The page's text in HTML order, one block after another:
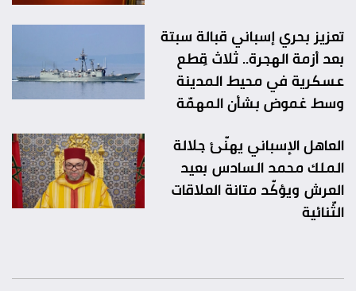
تعزيز بحري إسباني قبالة سبتة
بعد أزمة الهجرة.. ثلاث قِطع
عسكرية في محيط المدينة
وسط غموض بشأن المهمّة
العاهل الإسباني يهنّئ جلالة
الملك محمد السادس بعيد
العرش ويؤكّد متانة العلاقات
الثّنائية